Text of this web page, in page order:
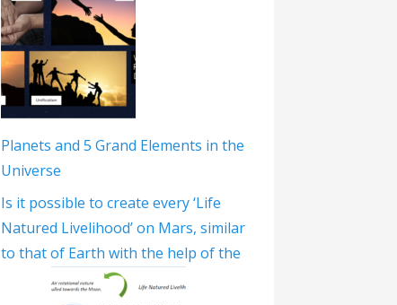
Planets and 5 Grand Elements in the
Universe
Is it possible to create every ‘Life
Natured Livelihood’ on Mars, similar
to that of Earth with the help of the